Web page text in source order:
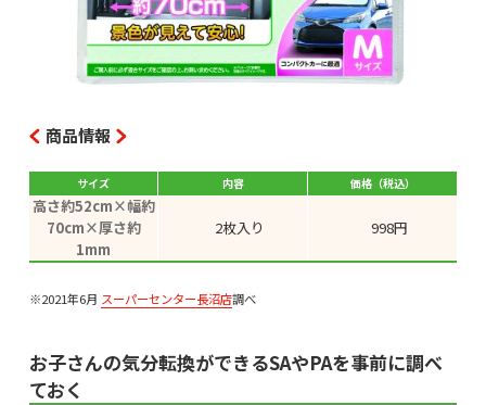
商品情報
サイズ 内容 価格（税込）
高さ約52cm×幅約
70cm×厚さ約
1mm
2枚入り 998円
※2021年6月 スーパーセンター長沼店調べ
お子さんの気分転換ができるSAやPAを事前に調べ
ておく